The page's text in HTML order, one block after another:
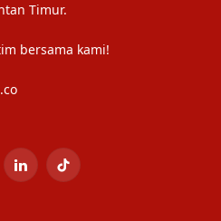
Timur.
bersama kami!
LinkedInTikTok